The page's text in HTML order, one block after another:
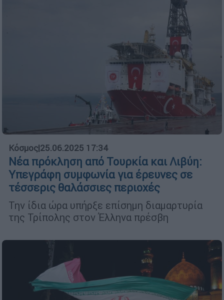
Κόσμος|25.06.2025 17:34
Νέα πρόκληση από Τουρκία και Λιβύη:
Υπεγράφη συμφωνία για έρευνες σε
τέσσερις θαλάσσιες περιοχές
Την ίδια ώρα υπήρξε επίσημη διαμαρτυρία
της Τρίπολης στον Έλληνα πρέσβη